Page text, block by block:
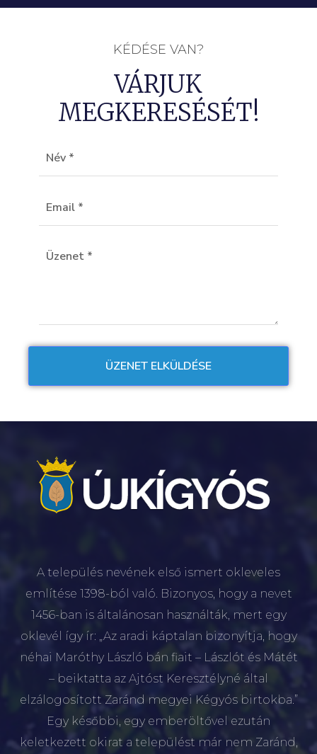
KÉDÉSE VAN?
VÁRJUK
MEGKERESÉSÉT!
A település nevének első ismert okleveles
említése 1398-ból való. Bizonyos, hogy a nevet
1456-ban is általánosan használták, mert egy
oklevél így ír: „Az aradi káptalan bizonyítja, hogy
néhai Maróthy László bán fiait – Lászlót és Mátét
– beiktatta az Ajtóst Keresztélyné által
elzálogosított Zaránd megyei Kégyós birtokba.”
Egy későbbi, egy emberöltővel ezután
keletkezett okirat a települést már nem Zaránd,